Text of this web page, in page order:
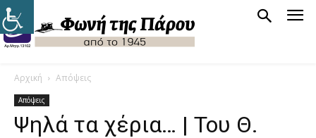
Αρχική Απόψεις
Απόψεις
Ψηλά τα χέρια… | Του Θ.